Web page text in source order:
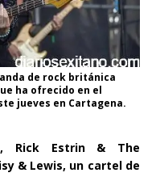
de rock británica
ha ofrecido en el
jueves en Cartagena.
Rick Estrin & The
& Lewis, un cartel de